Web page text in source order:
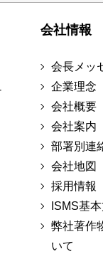
会社情報
会長メッ
企業理念
会社概要
会社案内
部署別連
会社地図
採用情報
ISMS基
弊社著作
いて